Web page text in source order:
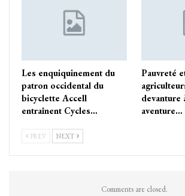
Les enquiquinement du
patron occidental du
bicyclette Accell
entraînent Cycles…
Pauvreté
devanture
aventure…
PREV NEXT
Comments are closed.